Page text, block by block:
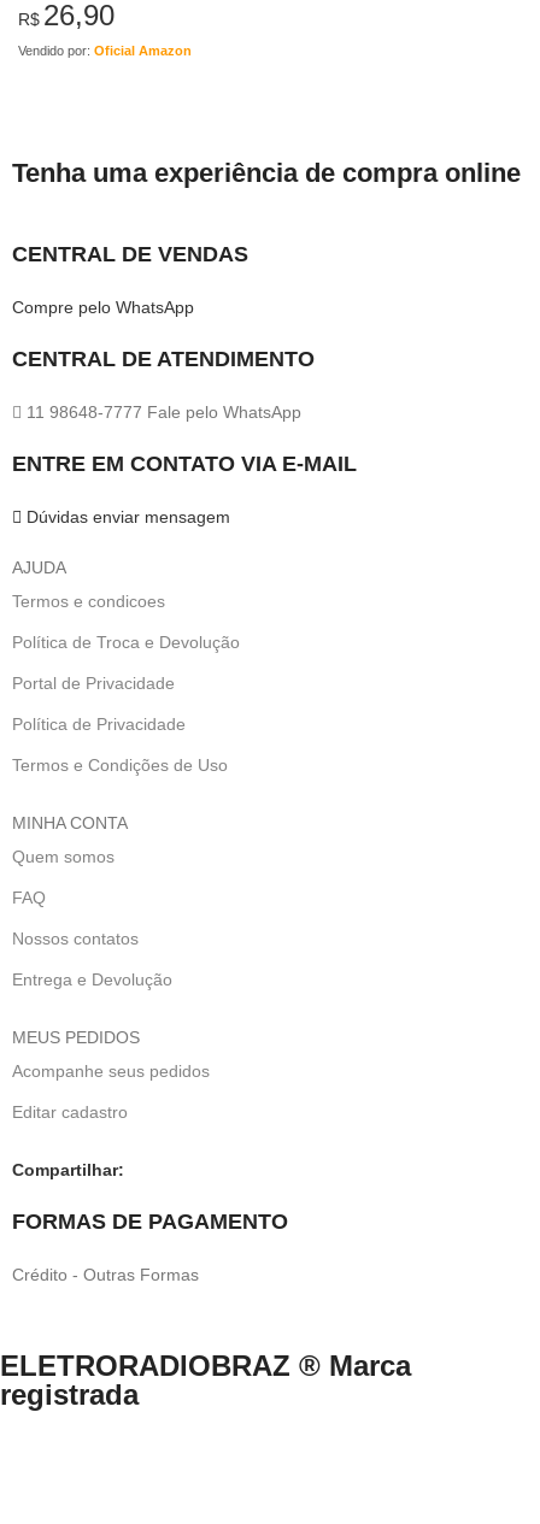
R$ 26,90
Vendido por: Oficial Amazon
Tenha uma experiência de compra online
CENTRAL DE VENDAS
Compre pelo WhatsApp
CENTRAL DE ATENDIMENTO
11 98648-7777 Fale pelo WhatsApp
ENTRE EM CONTATO VIA E-MAIL
Dúvidas enviar mensagem
AJUDA
Termos e condicoes
Política de Troca e Devolução
Portal de Privacidade
Política de Privacidade
Termos e Condições de Uso
MINHA CONTA
Quem somos
FAQ
Nossos contatos
Entrega e Devolução
MEUS PEDIDOS
Acompanhe seus pedidos
Editar cadastro
Compartilhar:
FORMAS DE PAGAMENTO
Crédito - Outras Formas
ELETRORADIOBRAZ ® Marca
registrada